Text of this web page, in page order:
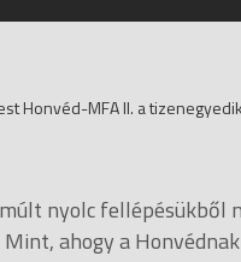
Honvéd-MFA II. a
nyolc fellépésükből
ahogy a